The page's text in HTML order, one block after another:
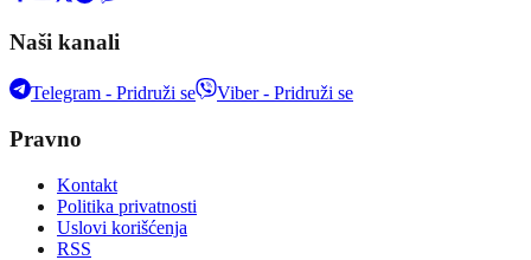
Naši kanali
Telegram - Pridruži se Viber - Pridruži se
Pravno
Kontakt
Politika privatnosti
Uslovi korišćenja
RSS